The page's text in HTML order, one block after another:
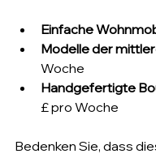
Einfache
Modelle der
Woche
Handgefertigte
£ pro Woche
Bedenken Sie, dass